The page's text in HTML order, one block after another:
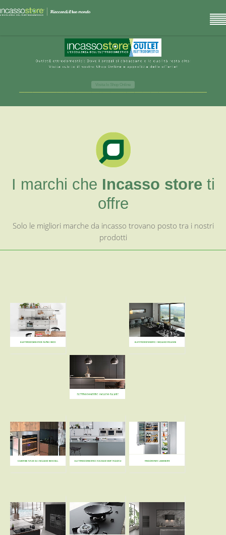
I marchi che Incasso store ti
offre
Solo le migliori marche da incasso trovano posto tra i nostri
prodotti